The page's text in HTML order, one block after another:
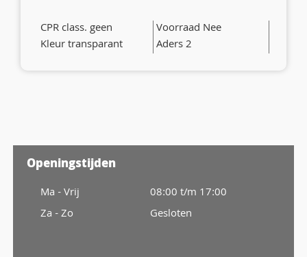
CPR class. geen
Voorraad Nee
Kleur transparant
Aders 2
Openingstijden
Ma - Vrij
Za - Zo
08:00 t/m 17:00
Gesloten